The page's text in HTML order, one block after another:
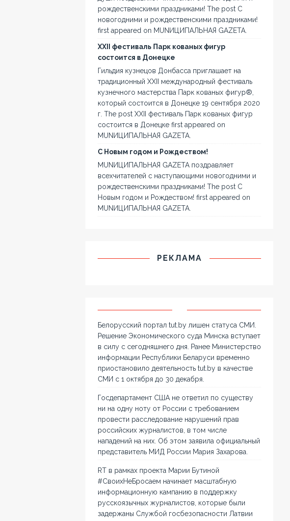
рождественскими праздниками! The post С
новогодними и рождественскими праздниками!
first appeared on MUNИЦИПАЛЬНАЯ GAZЕТА.
XXII фестиваль Парк кованых фигур
состоится в Донецке
Гильдия кузнецов Донбасса приглашает на
традиционный XXII международный фестиваль
кузнечного мастерства Парк кованых фигур®,
который состоится в Донецке 19 сентября 2020
г. The post XXII фестиваль Парк кованых фигур
состоится в Донецке first appeared on
MUNИЦИПАЛЬНАЯ GAZЕТА.
С Новым годом и Рождеством!
MUNИЦИПАЛЬНАЯ GAZЕТА поздравляет
всехчитателей с наступающими новогодними и
рождественскими праздниками! The post С
Новым годом и Рождеством! first appeared on
MUNИЦИПАЛЬНАЯ GAZЕТА.
РЕКЛАМА
Белорусский портал tut.by лишен статуса СМИ.
Решение Экономического суда Минска вступает
в силу с сегодняшнего дня. Ранее Министерство
информации Республики Беларуси временно
приостановило деятельность tut.by в качестве
СМИ с 1 октября до 30 декабря.
Госдепартамент США не ответил по существу
ни на одну ноту от России с требованием
провести расследование нарушений прав
российских журналистов, в том числе
нападений на них. Об этом заявила официальный
представитель МИД России Мария Захарова.
RT в рамках проекта Марии Бутиной
#СвоихНеБросаем начинает масштабную
информационную кампанию в поддержку
русскоязычных журналистов, которые были
задержаны Службой госбезопасности Латвии